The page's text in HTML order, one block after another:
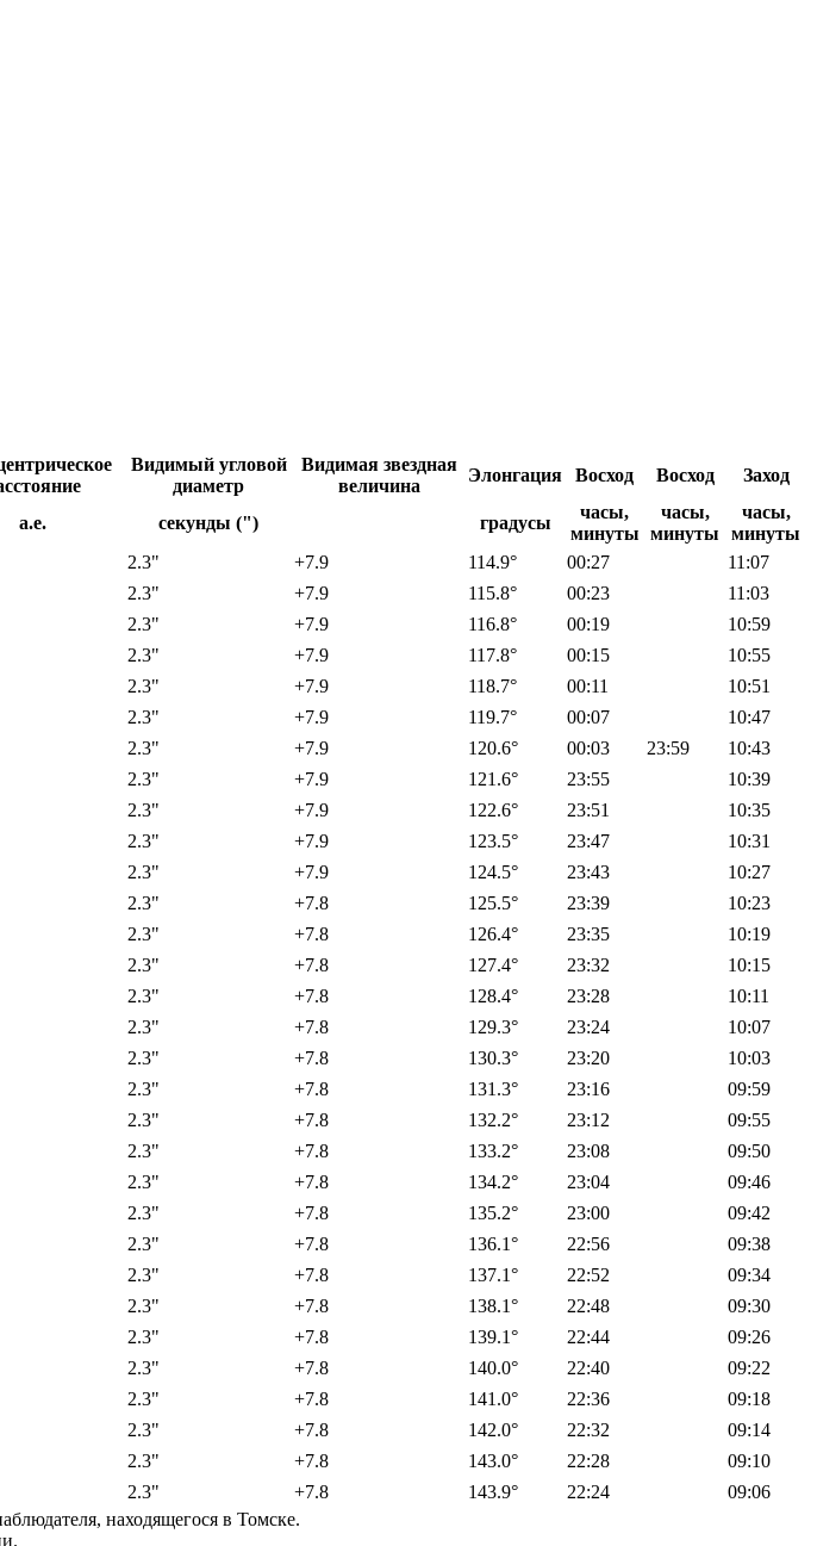
Видимый угловой
диаметр
Видимая звездная
величина
Элонгация Восход Восход
Заход
а.е. секунды (") градусы
часы,
минуты
часы,
минуты
часы,
минуты
2.3" +7.9 114.9° 00:27
11:07
2.3" +7.9 115.8° 00:23
11:03
2.3" +7.9 116.8° 00:19
10:59
2.3" +7.9 117.8° 00:15
10:55
2.3" +7.9 118.7° 00:11
10:51
2.3" +7.9 119.7° 00:07
10:47
2.3" +7.9 120.6° 00:03 23:59
10:43
2.3" +7.9 121.6° 23:55
10:39
2.3" +7.9 122.6° 23:51
10:35
2.3" +7.9 123.5° 23:47
10:31
2.3" +7.9 124.5° 23:43
10:27
2.3" +7.8 125.5° 23:39
10:23
2.3" +7.8 126.4° 23:35
10:19
2.3" +7.8 127.4° 23:32
10:15
2.3" +7.8 128.4° 23:28
10:11
2.3" +7.8 129.3° 23:24
10:07
2.3" +7.8 130.3° 23:20
10:03
2.3" +7.8 131.3° 23:16
09:59
2.3" +7.8 132.2° 23:12
09:55
2.3" +7.8 133.2° 23:08
09:50
2.3" +7.8 134.2° 23:04
09:46
2.3" +7.8 135.2° 23:00
09:42
2.3" +7.8 136.1° 22:56
09:38
2.3" +7.8 137.1° 22:52
09:34
2.3" +7.8 138.1° 22:48
09:30
2.3" +7.8 139.1° 22:44
09:26
2.3" +7.8 140.0° 22:40
09:22
2.3" +7.8 141.0° 22:36
09:18
2.3" +7.8 142.0° 22:32
09:14
2.3" +7.8 143.0° 22:28
09:10
2.3" +7.8 143.9° 22:24
09:06
находящегося в Томске.